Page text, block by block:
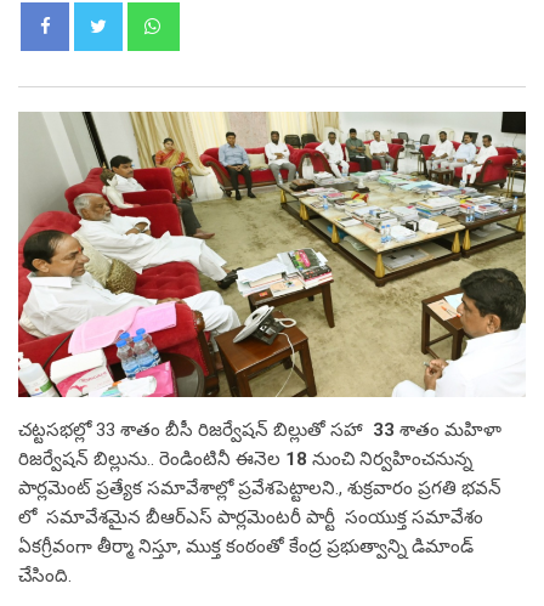
చట్టసభల్లో 33 శాతం బీసీ రిజర్వేషన్ బిల్లుతో సహా 33 శాతం మహిళా
రిజర్వేషన్ బిల్లును.. రెండింటినీ ఈనెల 18 నుంచి నిర్వహించనున్న
పార్లమెంట్ ప్రత్యేక సమావేశాల్లో ప్రవేశపెట్టాలని., శుక్రవారం ప్రగతి భవన్
లో సమావేశమైన బీఆర్ఎస్ పార్లమెంటరీ పార్టీ సంయుక్త సమావేశం
ఏకగ్రీవంగా తీర్మా నిస్తూ, ముక్త కంఠంతో కేంద్ర ప్రభుత్వాన్ని డిమాండ్
చేసింది.